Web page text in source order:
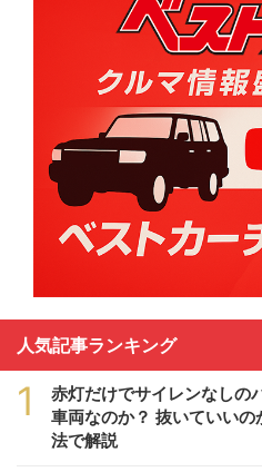
人気記事ランキング
1
赤灯だけでサイレンなしの
車両なのか？ 抜いていいの
法で解説